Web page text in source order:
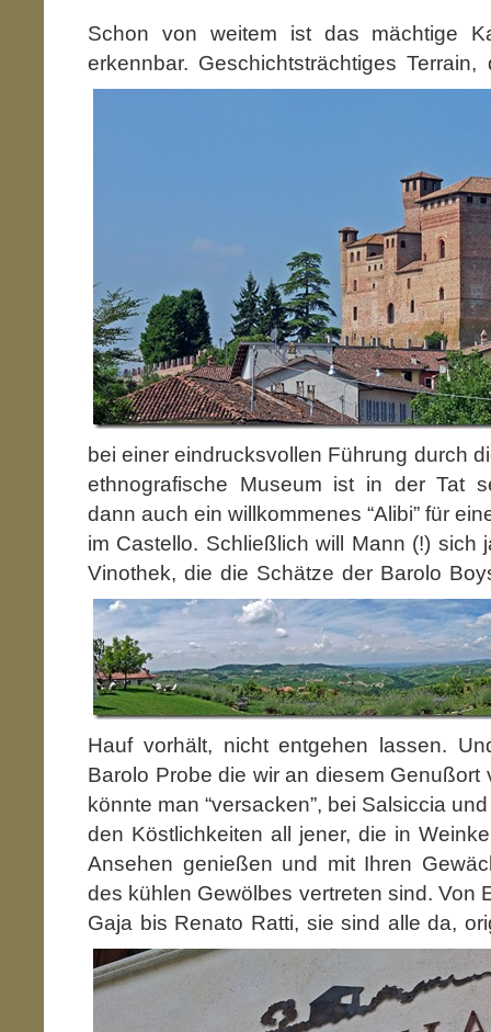
Schon von weitem ist das mächtige
erkennbar. Geschichtsträchtiges
bei einer eindrucksvollen Führung durch
ethnografische Museum ist in der Tat
dann auch ein willkommenes “Alibi” für
im Castello. Schließlich will Mann (!) sich
Vinothek, die die Schätze der Barolo
Hauf vorhält, nicht entgehen lassen.
Barolo Probe die wir an diesem Genußort
könnte man “versacken”, bei Salsiccia
den Köstlichkeiten all jener, die in
Ansehen genießen und mit Ihren
des kühlen Gewölbes vertreten sind. Von
Gaja bis Renato Ratti, sie sind alle da,